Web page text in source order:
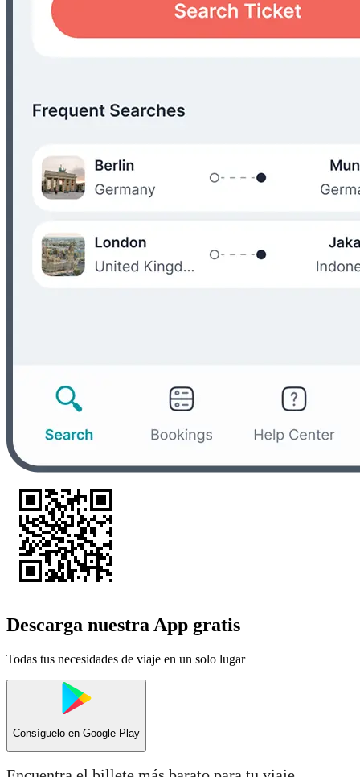
Descarga nuestra App gratis
Todas tus necesidades de viaje en un solo lugar
Consíguelo en Google Play